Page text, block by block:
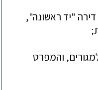
"יד ראשונה",
והמפרט